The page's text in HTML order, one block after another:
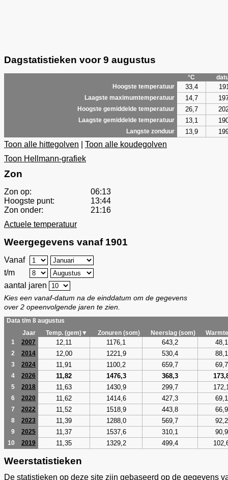
Dagstatistieken voor 9 augustus
°C
Hoogste temperatuur
33,4
Laagste maximumtemperatuur 14,7
Hoogste gemiddelde temperatuur 26,7
Laagste gemiddelde temperatuur 13,1
Langste zonduur 13,9
Toon alle hittegolven
Toon alle koudegolven
Toon Hellmann-grafiek
Zon
Zon op:
06:13
Hoogste punt:
13:44
Zon onder:
21:16
Actuele temperatuur
Weergegevens vanaf 1901
Vanaf
t/m
aantal jaren
Kies een vanaf-datum na de einddatum om de gegevens
over 2 opeenvolgende jaren te zien.
Data t/m 8 augustus
Jaar
Temp. (gem)▼ Zonuren (som) Neerslag (som)
1
2007 12,11 1176,1 643,2 48,1
2 2014 12,00 1221,9 530,4 88,1
3 2024 11,91 1100,2 659,7 69,7
4 2026 11,82 1476,3 368,3
5 2018 11,63 1430,9 299,7
6 2020 11,62 1414,6 427,3 69,1
7 2022 11,52 1518,9 443,8 66,9
8 2023 11,39 1288,0 569,7 92,2
9 2025 11,37 1537,6 310,1 90,9
10 2019 11,35 1329,2 499,4
Weerstatistieken
De statistieken op deze site zijn gebaseerd op de gegevens